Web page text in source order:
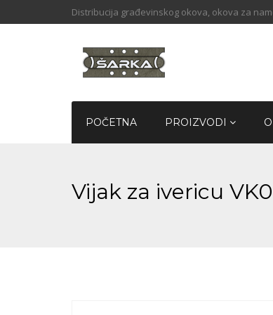
Distribucija građevinskog okova, okova za
POČETNA PROIZVODI
Vijak za ivericu